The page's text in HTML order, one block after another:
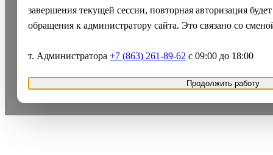
завершения текущей сессии, повторная авторизация
обращения к администратору сайта. Это связано со
т. Администратора +7 (863) 261-89-62 с 09:00 до 18:00
Продолжить работу